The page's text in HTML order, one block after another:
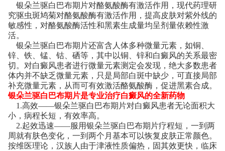
银朵兰驱白巴布期片对酪氨酸酶有激活作用，现代药理研
究驱虫斑鸠菊对酪氨酸酶有激活作用，提高皮肤对紫外线的
敏感性，对酪氨酸酶活性和黑素生成量均呈剂量依赖性激
活。
银朵兰驱白巴布期片还富含人体多种微量元素，如铜、
锌、铁、锰、钴、硒等，其中以铜、锌和白癜风的关系最密
切。对白癜风患者进行微量元素测定会发现，绝大多数患者
体内并不缺乏微量元素，只是局部白斑中缺少，可直接局部
补充微量元素，从而可有效激活酪氨酸酶，促进黑素合成。
银朵兰驱白巴布期片是专业治疗白癜风的全新药物
1.高效——银朵兰驱白巴布期片对白癜风患者无论面积大
小，病程长短，有效率高。
2.起效迅速——服用银朵兰驱白巴布期片疗程短，一到两
周就有肤色变化，一到两个月基本可以恢复皮肤正常颜色。
按维医理论，汉族人由于津液性质偏热，固其效更快，临床